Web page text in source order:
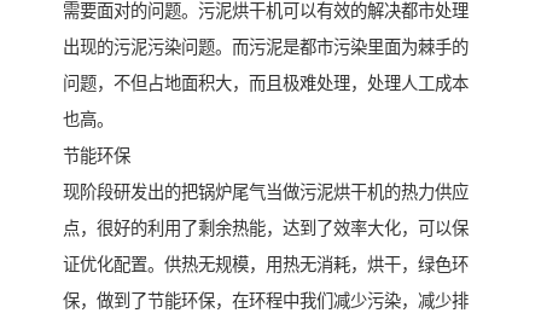
需要面对的问题。污泥烘干机可以有效的解决都市处理
出现的污泥污染问题。而污泥是都市污染里面为棘手的
问题，不但占地面积大，而且极难处理，处理人工成本
也高。
节能环保
现阶段研发出的把锅炉尾气当做污泥烘干机的热力供应
点，很好的利用了剩余热能，达到了效率大化，可以保
证优化配置。供热无规模，用热无消耗，烘干，绿色环
保，做到了节能环保，在环程中我们减少污染，减少排